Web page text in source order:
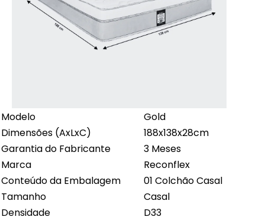
Modelo
Gold
Dimensões (AxLxC)
188x138x28cm
Garantia do Fabricante
3 Meses
Marca
Reconflex
Conteúdo da Embalagem
01 Colchão Casal
Tamanho
Casal
Densidade
D33